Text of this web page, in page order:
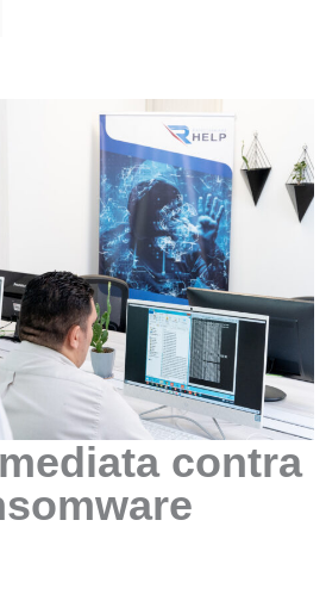
contra